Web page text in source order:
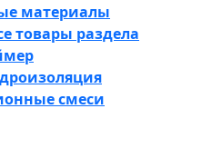
материалы
товары раздела
смеси